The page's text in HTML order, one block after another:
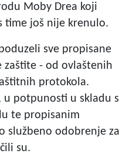
Moby Drea koji
time još nije krenulo.
sve propisane
zaštite - od ovlaštenih
protokola.
potpunosti u skladu s
te propisanim
službeno odobrenje za
su.